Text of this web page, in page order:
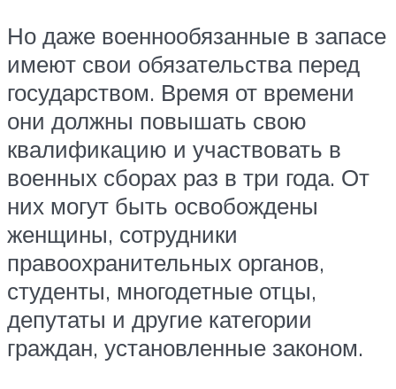
Но даже военнообязанные в запасе
имеют свои обязательства перед
государством. Время от времени
они должны повышать свою
квалификацию и участвовать в
военных сборах раз в три года. От
них могут быть освобождены
женщины, сотрудники
правоохранительных органов,
студенты, многодетные отцы,
депутаты и другие категории
граждан, установленные законом.